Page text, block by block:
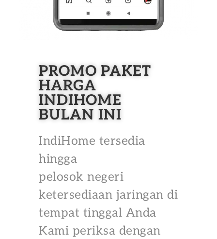
PROMO PAKET
HARGA
INDIHOME
BULAN INI
IndiHome tersedia
hingga
pelosok negeri
ketersediaan jaringan di
tempat tinggal Anda
Kami periksa dengan